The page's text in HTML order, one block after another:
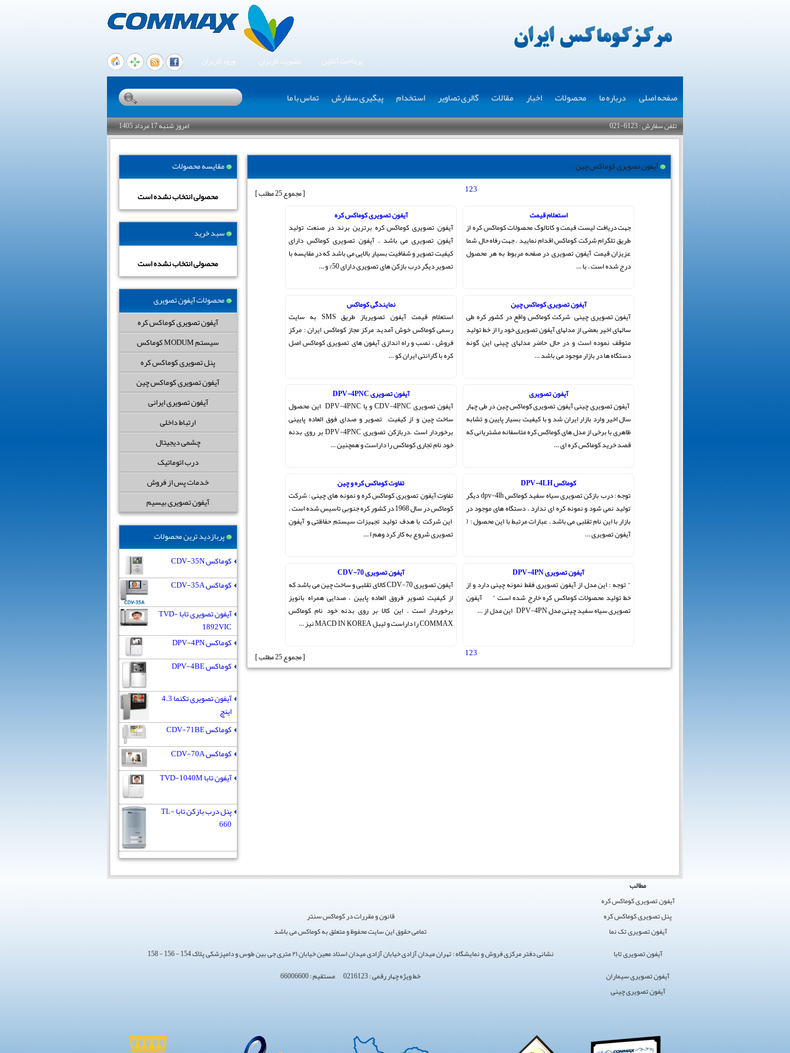
ورود کاربران عضویت کاربران پرداخت آنلاین
صفحه اصلی درباره ما محصولات اخبار مقالات گالری تصاویر استخدام پیگیری سفارش تماس با ما
تلفن سفارش : 6123-021 امروز شنبه 17 مرداد 1405
مقایسه محصولات
محصولی انتخاب نشده است
سبد خرید
محصولی انتخاب نشده است
محصولات آیفون تصویری
آیفون تصویری کوماکس کره
سیستم MODUM کوماکس
پنل تصویری کوماکس کره
آیفون تصویری کوماکس چین
آیفون تصویری ایرانی
ارتباط داخلی
چشمی دیجیتال
درب اتوماتیک
خدمات پس از فروش
آیفون تصویری بیسیم
پربازدید ترین محصولات
کوماکس CDV-35N
کوماکس CDV-35A
آیفون تصویری تابا TVD-
1892VIC
کوماکس DPV-4PN
کوماکس DPV-4BE
آیفون تصویری تکنما 4.3
اینچ
کوماکس CDV-71BE
کوماکس CDV-70A
آیفون تابا TVD-1040M
پنل درب بازکن تابا TL-
660
آیفون تصویری کوماکس چین
123
[ مجموع 25 مطلب ]
استعلام قیمت
جهت دریافت لیست قیمت و کاتالوگ محصولات کوماکس کره از
طریق تلگرام شرکت کوماکس اقدام نمایید . جهت رفاه حال شما
عزیزان قیمت آیفون تصویری در صفحه مربوط به هر محصول
درج شده است . با ...
آیفون تصویری کوماکس کره
آیفون تصویری کوماکس کره برترین برند در صنعت تولید
آیفون تصویری می باشد . آیفون تصویری کوماکس دارای
کیفیت تصویر و شفافیت بسیار بالایی می باشد که در مقایسه با
تصویر دیگر درب بازکن های تصویری دارای 50% و ...
آیفون تصویری کوماکس چین
آیفون تصویری چینی شرکت کوماکس واقع در کشور کره طی
سالهای اخیر بعضی از مدلهای آیفون تصویری خود را از خط تولید
متوقف نموده است و در حال حاضر مدلهای چینی این گونه
دستگاه ها در بازار موجود می باشد ...
نمایندگی کوماکس
استعلام قیمت آیفون تصویریاز طریق SMS به سایت
رسمی کوماکس خوش آمدید مرکز مجاز کوماکس ایران : مرکز
فروش ، نصب و راه اندازی آیفون های تصویری کوماکس اصل
کره با گارانتی ایران کو ...
آیفون تصویری
آیفون تصویری چینی آیفون تصویری کوماکس چین در طی چهار
سال اخیر وارد بازار ایران شد و با کیفیت بسیار پایین و تشابه
ظاهری با برخی از مدل های کوماکس کره متاسفانه مشتریانی که
قصد خرید کوماکس کره ای ...
آیفون تصویری DPV-4PNC
آیفون تصویری CDV-4PNC و یا DPV-4PNC این محصول
ساخت چین و از کیفیت تصویر و صدای فوق العاده پایینی
برخوردار است .دربازکن تصویری DPV-4PNC بر روی بدنه
خود نام تجاری کوماکس را داراست و همچنین ...
کوماکس DPV-4LH
توجه : درب بازکن تصویری سیاه سفید کوماکس dpv-4lh دیگر
تولید نمی شود و نمونه کره ای ندارد . دستگاه های موجود در
بازار با این نام تقلبی می باشد . عبارات مرتبط با این محصول : (
آیفون تصویری ...
تفاوت کوماکس کره و چین
تفاوت آیفون تصویری کوماکس کره و نمونه های چینی : شرکت
کوماکس در سال 1968 در کشور کره جنوبی تاسیس شده است .
این شرکت با هدف تولید تجهیزات سیستم حفاظتی و آیفون
تصویری شروع به کار کرد وهم ا ...
آیفون تصویری DPV-4PN
" توجه : این مدل از آیفون تصویری فقط نمونه چینی دارد و از
خط تولید محصولات کوماکس کره خارج شده است " آیفون
تصویری سیاه سفید چینی مدل DPV-4PN این مدل از ...
آیفون تصویری CDV-70
آیفون تصویری CDV-70 کالای تقلبی و ساخت چین می باشد که
از کیفیت تصویر فروق العاده پایین ، صدایی همراه بانویز
برخوردار است . این کالا بر روی بدنه خود نام کوماکس
COMMAX را داراست و لیبل MACD IN KOREA نیز ...
123 [ مجموع 25 مطلب ]
کوماکس
ایران
کوماکس
تصویری
سایت
برگزیده
مطالب
آیفون تصویری کوماکس کره
پنل تصویری کوماکس کره
قانون و مقررات در کوماکس سنتر
آیفون تصویری تک نما
تمامی حقوق این سایت محفوظ و متعلق به کوماکس می باشد
آیفون تصویری تابا
نشانی دفتر مرکزی فروش و نمایشگاه : تهران میدان آزادی خیابان آزادی میدان استاد معین خیابان ۲۱ متری جی بین طوس و دامپزشکی پلاک 154 - 156 - 158
آیفون تصویری سیماران
خط ویژه چهار رقمی : 0216123 مستقیم : 66006600
آیفون تصویری چینی